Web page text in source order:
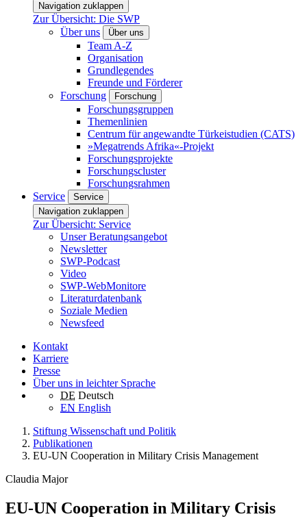
Navigation zuklappen
Zur Übersicht: Die SWP
Über uns
Über uns
Team A-Z
Organisation
Grundlegendes
Freunde und Förderer
Forschung
Forschung
Forschungsgruppen
Themenlinien
Centrum für angewandte Türkeistudien (CATS)
»Megatrends Afrika«-Projekt
Forschungsprojekte
Forschungscluster
Forschungsrahmen
Service
Service
Navigation zuklappen
Zur Übersicht: Service
Unser Beratungsangebot
Newsletter
SWP-Podcast
Video
SWP-WebMonitore
Literaturdatenbank
Soziale Medien
Newsfeed
Kontakt
Karriere
Presse
Über uns in leichter Sprache
DE Deutsch
EN English
Stiftung Wissenschaft und Politik
Publikationen
EU-UN Cooperation in Military Crisis Management
Claudia Major
EU-UN Cooperation in Military Crisis